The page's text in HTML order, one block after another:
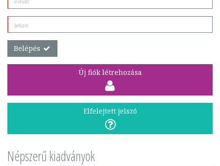
Belépés
Új fiók létrehozása
Elfelejtett jelszó
Népszerű kiadványok